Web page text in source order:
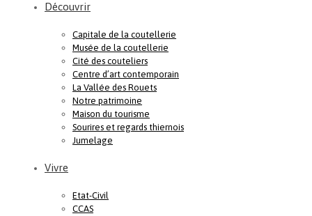
Découvrir
Capitale de la coutellerie
Musée de la coutellerie
Cité des couteliers
Centre d’art contemporain
La Vallée des Rouets
Notre patrimoine
Maison du tourisme
Sourires et regards thiernois
Jumelage
Vivre
Etat-Civil
CCAS